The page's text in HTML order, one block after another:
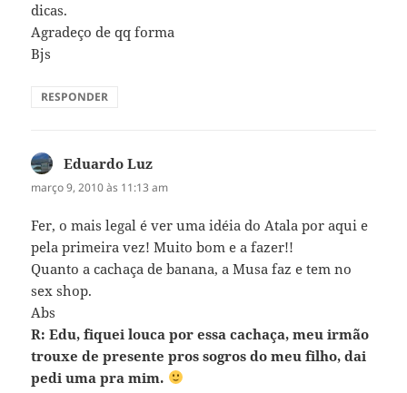
dicas.
Agradeço de qq forma
Bjs
RESPONDER
Eduardo Luz
março 9, 2010 às 11:13 am
Fer, o mais legal é ver uma idéia do Atala por aqui e
pela primeira vez! Muito bom e a fazer!!
Quanto a cachaça de banana, a Musa faz e tem no
sex shop.
Abs
R: Edu, fiquei louca por essa cachaça, meu irmão
trouxe de presente pros sogros do meu filho, dai
pedi uma pra mim.